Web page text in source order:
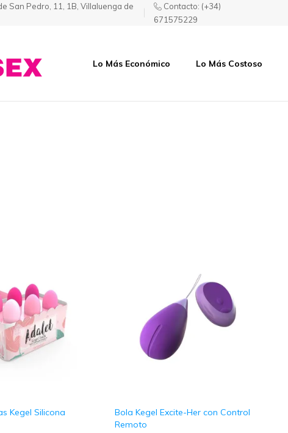
San Pedro, 11, 1B, Villaluenga de
Contacto: (+34)
671575229
Lo Más Económico Lo Más Costoso
Kegel Silicona
Bola Kegel Excite-Her con Control
Remoto